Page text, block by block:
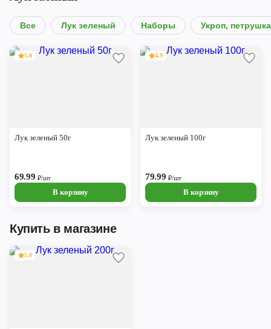
Котлас
Новодвинск
Ярославль
Все Лук зеленый Наборы Укроп,
5.0
Лук зеленый 50г
69.99₽/шт
В корзину
4.9
Лук зеленый 100г
79.99₽/шт
В корзину
Купить в магазине
5.0